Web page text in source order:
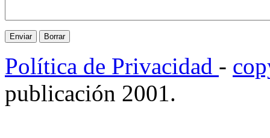
Política de Privacidad -
publicación 2001.